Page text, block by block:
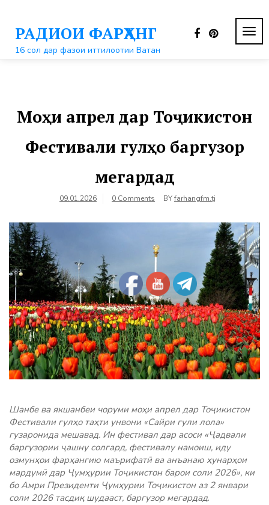
контентуРАДИОИ ФАРҲАНГ
16 сол дар фазои иттилоотии Ватан
Моҳи апрел дар Тоҷикистон
Фестивали гулҳо баргузор
мегардад
09.01.2026 0 Comments BYfarhangfm.tj
Шанбе ва якшанбеи чоруми моҳи апрел дар Тоҷикистон
Фестивали гулҳо таҳти унвони «Сайри гули лола»
гузаронида мешавад. Ин фестивал дар асоси «Ҷадвали
баргузории ҷашну солгард, фестивалу намоиш, иду
озмунҳои фарҳангию маърифатӣ ва анъанаю ҳунарҳои
мардумӣ дар Ҷумҳурии Тоҷикистон барои соли 2026», ки
бо Амри Президенти Ҷумҳурии Тоҷикистон аз 2 январи
соли 2026 тасдиқ шудааст, баргузор мегардад.